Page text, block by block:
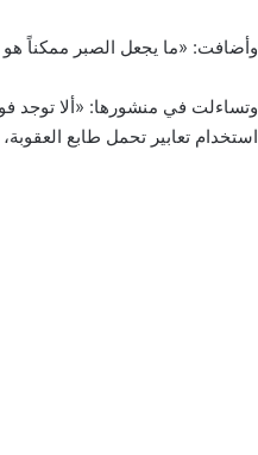
وأضافت: «ما يجعل الصبر ممكناً
وتساءلت في منشورها: «ألا توجد فوق
استخدام تعابير تحمل طابع